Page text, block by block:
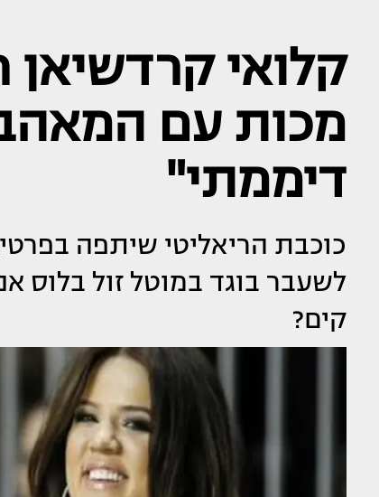
קלואי
מכות עם
דיממתי"
כוכבת הריאליטי שיתפה
לשעבר בוגד במוטל זול בלוס
קים?